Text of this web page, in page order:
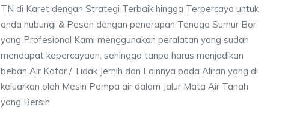
TN di Karet dengan Strategi Terbaik hingga Terpercaya untuk
anda hubungi & Pesan dengan penerapan Tenaga Sumur Bor
yang Profesional Kami menggunakan peralatan yang sudah
mendapat kepercayaan, sehingga tanpa harus menjadikan
beban Air Kotor / Tidak Jernih dan Lainnya pada Aliran yang di
keluarkan oleh Mesin Pompa air dalam Jalur Mata Air Tanah
yang Bersih.